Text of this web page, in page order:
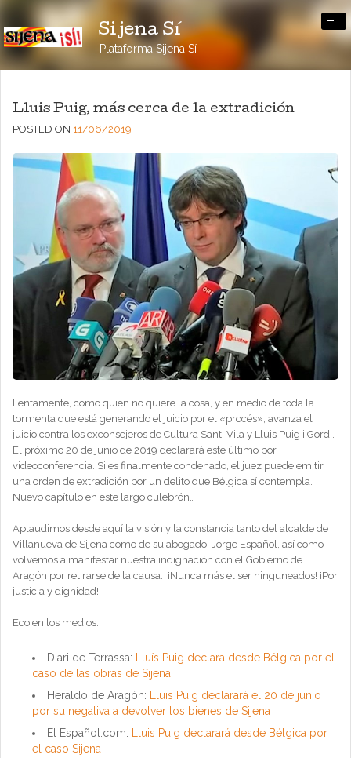
Sijena Sí
Plataforma Sijena Sí
-
Lluis Puig, más cerca de la extradición
POSTED ON 11/06/2019
Lentamente, como quien no quiere la cosa, y en medio de toda la
tormenta que está generando el juicio por el «procés», avanza el
juicio contra los exconsejeros de Cultura Santi Vila y Lluis Puig i Gordi.
El próximo 20 de junio de 2019 declarará este último por
videoconferencia. Si es finalmente condenado, el juez puede emitir
una orden de extradición por un delito que Bélgica sí contempla.
Nuevo capítulo en este largo culebrón…
Aplaudimos desde aquí la visión y la constancia tanto del alcalde de
Villanueva de Sijena como de su abogado, Jorge Español, así como
volvemos a manifestar nuestra indignación con el Gobierno de
Aragón por retirarse de la causa. ¡Nunca más el ser ninguneados! ¡Por
justicia y dignidad!
Eco en los medios:
Diari de Terrassa: Lluís Puig declara desde Bélgica por el
caso de las obras de Sijena
Heraldo de Aragón: Lluis Puig declarará el 20 de junio
por su negativa a devolver los bienes de Sijena
El Español.com: Lluis Puig declarará desde Bélgica por
el caso Sijena